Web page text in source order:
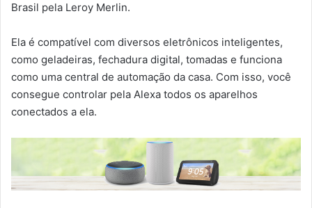
Brasil pela Leroy Merlin.
Ela é compatível com diversos eletrônicos inteligentes,
como geladeiras, fechadura digital, tomadas e funciona
como uma central de automação da casa. Com isso, você
consegue controlar pela Alexa todos os aparelhos
conectados a ela.